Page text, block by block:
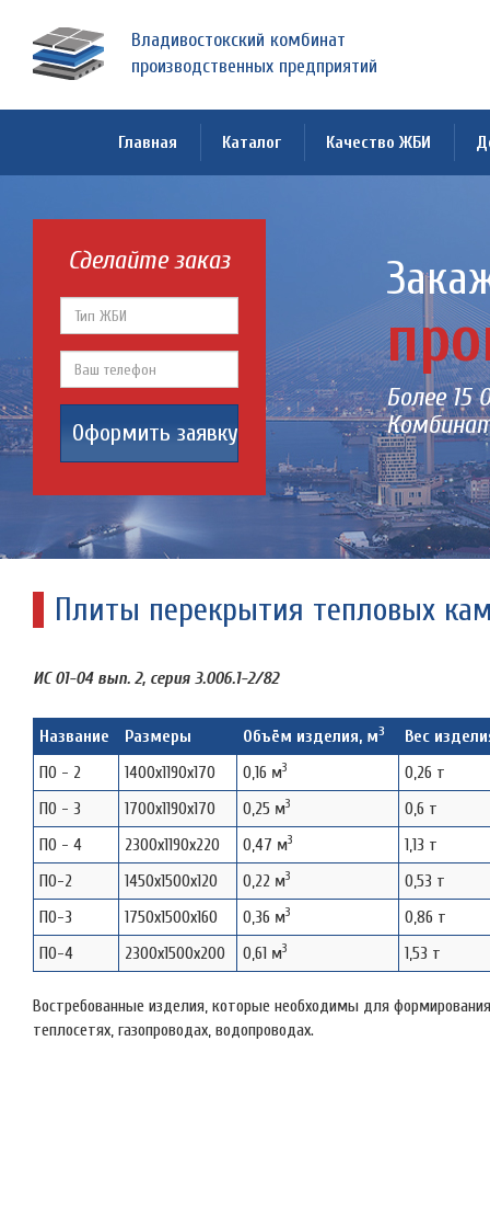
Владивостокский комбинат
производственных предприятий
Главная Каталог Качество ЖБИ
Сделайте заказ
Оформить заявку
Более 15
Плиты перекрытия тепловых
ИС 01-04 вып. 2, серия 3.006.1-2/82
Название Размеры Объём изделия, м3
Вес
ПО - 2
1400х1190х170 0,16 м3
0,26 т
ПО - 3
1700х1190х170 0,25 м3
0,6 т
ПО - 4
2300х1190х220 0,47 м3
1,13 т
ПО-2
1450х1500х120 0,22 м3
0,53 т
ПО-3
1750х1500х160 0,36 м3
0,86 т
ПО-4
2300х1500х200 0,61 м3 1,53 т
Востребованные изделия, которые необходимы для
теплосетях, газопроводах, водопроводах.